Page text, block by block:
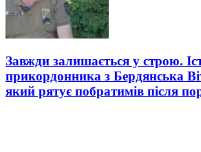
Завжди залишається у строю.
прикордонника з Бердянська
який рятує побратимів після